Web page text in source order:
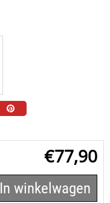
€77,90
In winkelwagen